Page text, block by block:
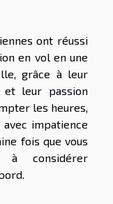
ont réussi
en vol en une
grâce à leur
et leur passion
les heures,
impatience
fois que vous
à considérer